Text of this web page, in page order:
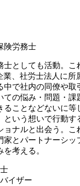
険労務士
士としても活動。こ
、社労士法人に所
中で社内の同僚や取
ての悩み・問題・課
ることなどないに等
という想いで行動
ョナルと出会う。こ
家とパートナーシッ
考える。
イザー